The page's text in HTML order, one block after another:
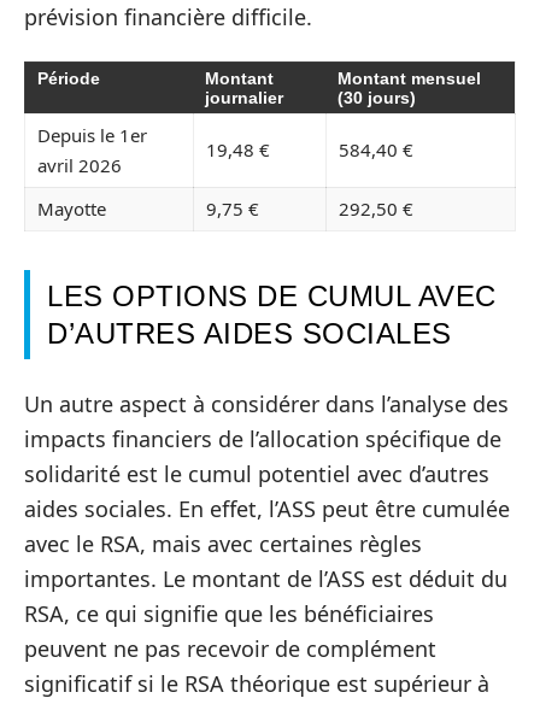
prévision financière difficile.
Période
Montant
journalier
Montant mensuel
(30 jours)
Depuis le 1er
avril 2026
19,48 € 584,40 €
Mayotte 9,75 € 292,50 €
LES OPTIONS DE CUMUL AVEC
D’AUTRES AIDES SOCIALES
Un autre aspect à considérer dans l’analyse des
impacts financiers de l’allocation spécifique de
solidarité est le cumul potentiel avec d’autres
aides sociales. En effet, l’ASS peut être cumulée
avec le RSA, mais avec certaines règles
importantes. Le montant de l’ASS est déduit du
RSA, ce qui signifie que les bénéficiaires
peuvent ne pas recevoir de complément
significatif si le RSA théorique est supérieur à